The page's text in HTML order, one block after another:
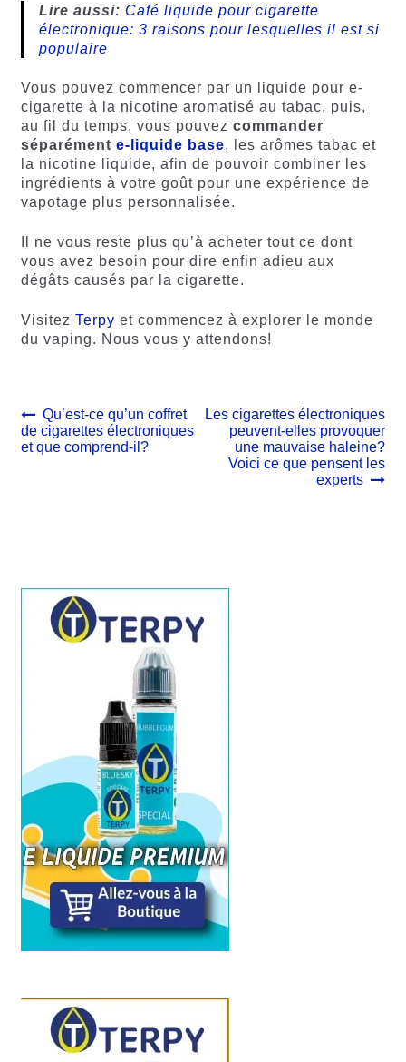
Lire aussi: Café liquide pour cigarette
électronique: 3 raisons pour lesquelles il est si
populaire
Vous pouvez commencer par un liquide pour e-
cigarette à la nicotine aromatisé au tabac, puis,
au fil du temps, vous pouvez commander
séparément e-liquide base, les arômes tabac et
la nicotine liquide, afin de pouvoir combiner les
ingrédients à votre goût pour une expérience de
vapotage plus personnalisée.
Il ne vous reste plus qu’à acheter tout ce dont
vous avez besoin pour dire enfin adieu aux
dégâts causés par la cigarette.
Visitez Terpy et commencez à explorer le monde
du vaping. Nous vous y attendons!
Navigation
de
l’article
Article
précédent :
Qu’est-ce qu’un coffret
de cigarettes électroniques
et que comprend-il?
Article
suivant :
Les cigarettes électroniques
peuvent-elles provoquer
une mauvaise haleine?
Voici ce que pensent les
experts